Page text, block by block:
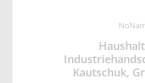
Kautschuk,